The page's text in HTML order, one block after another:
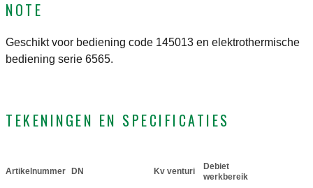
NOTE
Geschikt voor bediening code 145013 en elektrothermische
bediening serie 6565.
TEKENINGEN EN SPECIFICATIES
Artikelnummer DN Kv venturi
Debiet
werkbereik